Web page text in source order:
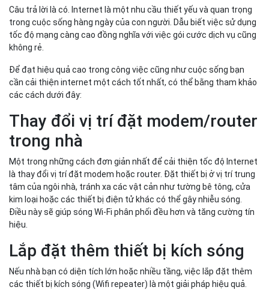
Câu trả lời là có. Internet là một nhu cầu thiết yếu và quan trọng
trong cuộc sống hàng ngày của con người. Dẫu biết việc sử dụng
tốc độ mạng càng cao đồng nghĩa với việc gói cước dịch vụ cũng
không rẻ.
Để đạt hiệu quả cao trong công việc cũng như cuộc sống bạn
cần cải thiện internet một cách tốt nhất, có thể bằng tham khảo
các cách dưới đây:
Thay đổi vị trí đặt modem/router
trong nhà
Một trong những cách đơn giản nhất để cải thiện tốc độ Internet
là thay đổi vị trí đặt modem hoặc router. Đặt thiết bị ở vị trí trung
tâm của ngôi nhà, tránh xa các vật cản như tường bê tông, cửa
kim loại hoặc các thiết bị điện tử khác có thể gây nhiễu sóng.
Điều này sẽ giúp sóng Wi-Fi phân phối đều hơn và tăng cường tín
hiệu.
Lắp đặt thêm thiết bị kích sóng
Nếu nhà bạn có diện tích lớn hoặc nhiều tầng, việc lắp đặt thêm
các thiết bị kích sóng (Wifi repeater) là một giải pháp hiệu quả.